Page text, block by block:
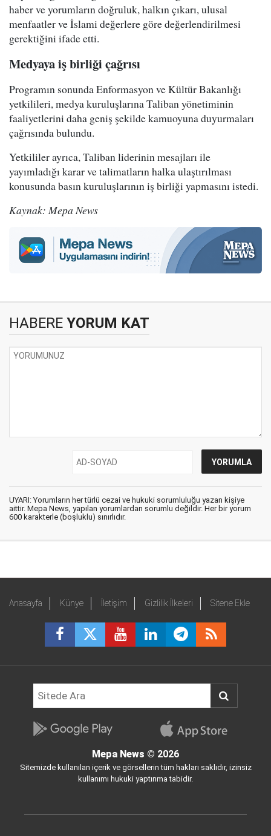
haber ve yorumların doğruluk, halkın çıkarı, ulusal
menfaatler ve İslami değerlere göre değerlendirilmesi
gerektiğini ifade etti.
Medyaya iş birliği çağrısı
Programın sonunda Enformasyon ve Kültür Bakanlığı
yetkilileri, medya kuruluşlarına Taliban yönetiminin
faaliyetlerini daha geniş şekilde kamuoyuna duyurmaları
çağrısında bulundu.
Yetkililer ayrıca, Taliban liderinin mesajları ile
yayımladığı karar ve talimatların halka ulaştırılması
konusunda basın kuruluşlarının iş birliği yapmasını istedi.
Kaynak: Mepa News
HABERE YORUM KAT
UYARI: Yorumların her türlü cezai ve hukuki sorumluluğu yazan kişiye
aittir. Mepa News, yapılan yorumlardan sorumlu değildir. Her bir yorum
600 karakterle (boşluklu) sınırlıdır.
Anasayfa Künye İletişim Gizlilik İlkeleri Sitene Ekle
Mepa News © 2026
Sitemizde kullanılan içerik ve görsellerin tüm hakları saklıdır, izinsiz
kullanımı hukuki yaptırıma tabidir.